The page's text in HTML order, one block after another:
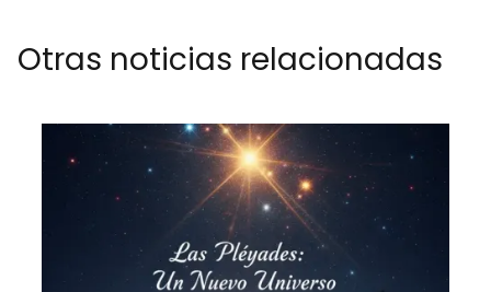
Otras noticias relacionadas